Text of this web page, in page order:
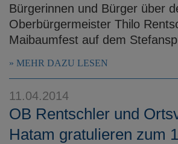
Bürgerinnen und Bürger über
Oberbürgermeister Thilo
Maibaumfest auf dem
MEHR DAZU LESEN
11.04.2014
OB Rentschler und
Hatam gratulieren zum